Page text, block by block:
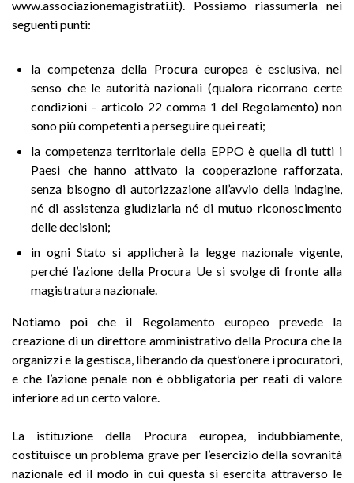
www.associazionemagistrati.it). Possiamo riassumerla nei
seguenti punti:
la competenza della Procura europea è esclusiva, nel
senso che le autorità nazionali (qualora ricorrano certe
condizioni – articolo 22 comma 1 del Regolamento) non
sono più competenti a perseguire quei reati;
la competenza territoriale della EPPO è quella di tutti i
Paesi che hanno attivato la cooperazione rafforzata,
senza bisogno di autorizzazione all’avvio della indagine,
né di assistenza giudiziaria né di mutuo riconoscimento
delle decisioni;
in ogni Stato si applicherà la legge nazionale vigente,
perché l’azione della Procura Ue si svolge di fronte alla
magistratura nazionale.
Notiamo poi che il Regolamento europeo prevede la
creazione di un direttore amministrativo della Procura che la
organizzi e la gestisca, liberando da quest’onere i procuratori,
e che l’azione penale non è obbligatoria per reati di valore
inferiore ad un certo valore.
La istituzione della Procura europea, indubbiamente,
costituisce un problema grave per l’esercizio della sovranità
nazionale ed il modo in cui questa si esercita attraverso le